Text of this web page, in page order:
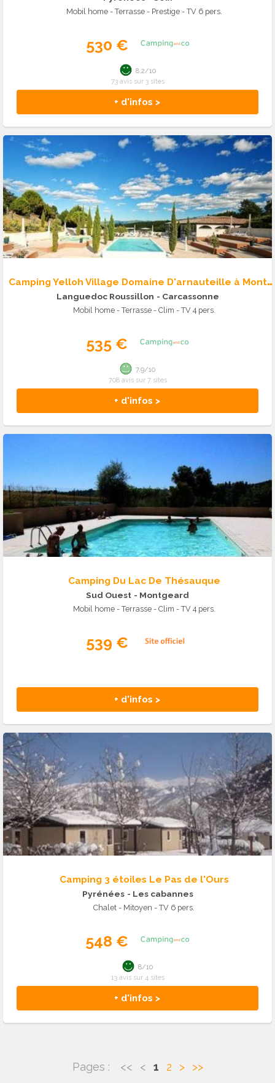
Mobil home - Terrasse - Prestige - TV 6 pers.
530 €
+ d'infos >
8.2/10
73 avis sur 3 sites
C
amping Yelloh Village Domaine D'arnauteille à Montclar
Languedoc Roussillon - Carcassonne
Mobil home - Terrasse - Clim - TV 4 pers.
535 €
+ d'infos >
7.9/10
708 avis sur 7 sites
Camping Du Lac De Thésauque
Sud Ouest - Montgeard
Mobil home - Terrasse - Clim - TV 4 pers.
539 €
+ d'infos >
Camping 3 étoiles Le Pas de l'Ours
Pyrénées - Les cabannes
Chalet - Mitoyen - TV 6 pers.
548 €
+ d'infos >
8/10
13 avis sur 4 sites
Pages : << < 1 2 > >>